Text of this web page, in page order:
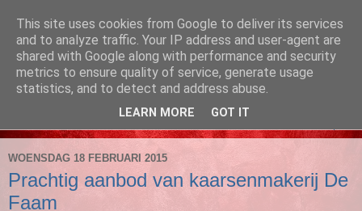
PassionZaandam
1 en 2 april, Noorderkerk, Heijermansstraat 127, Zaandam
WOENSDAG 18 FEBRUARI 2015
Prachtig aanbod van kaarsenmakerij De
Faam
This site uses cookies from Google to deliver its services
and to analyze traffic. Your IP address and user-agent are
shared with Google along with performance and security
metrics to ensure quality of service, generate usage
statistics, and to detect and address abuse.
LEARN MORE GOT IT